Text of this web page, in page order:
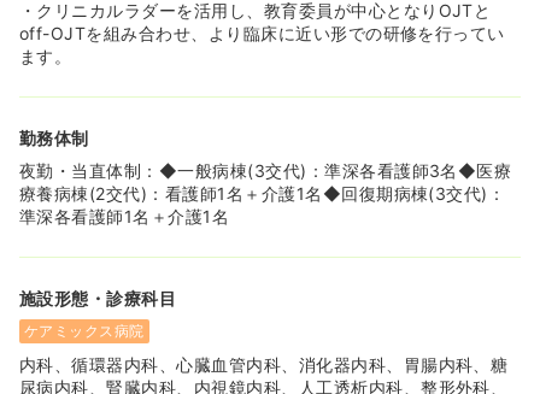
・クリニカルラダーを活用し、教育委員が中心となりOJTと
off-OJTを組み合わせ、より臨床に近い形での研修を行ってい
ます。
勤務体制
夜勤・当直体制：◆一般病棟(3交代)：準深各看護師3名◆医療
療養病棟(2交代)：看護師1名＋介護1名◆回復期病棟(3交代)：
準深各看護師1名＋介護1名
施設形態・診療科目
ケアミックス病院
内科、循環器内科、心臓血管内科、消化器内科、胃腸内科、糖
尿病内科、腎臓内科、内視鏡内科、人工透析内科、整形外科、